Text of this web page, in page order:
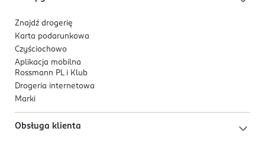
Znajdź drogerię
Karta podarunkowa
Czyściochowo
Aplikacja mobilna
Rossmann PL i Klub
Drogeria internetowa
Marki
Obsługa klienta